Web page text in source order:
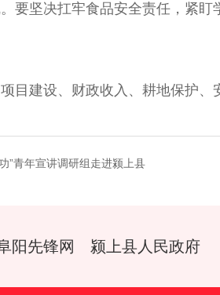
要坚决扛牢食品安全责任，紧
建设、财政收入、耕地保护、
”青年宣讲调研组走进颍上县
阳先锋网 颍上县人民政府